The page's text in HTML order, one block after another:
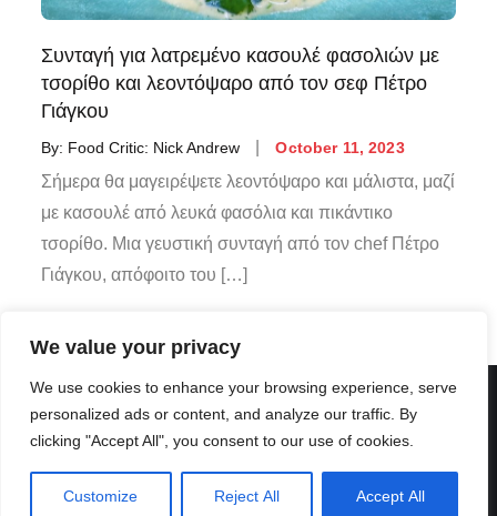
We value your privacy
We use cookies to enhance your browsing experience, serve
personalized ads or content, and analyze our traffic. By
clicking "Accept All", you consent to our use of cookies.
Customize Reject All Accept All
Συνταγή για λατρεμένο κασουλέ φασολιών με
τσορίθο και λεοντόψαρο από τον σεφ Πέτρο
Γιάγκου
By: Food Critic: Nick Andrew October 11, 2023
Σήμερα θα μαγειρέψετε λεοντόψαρο και μάλιστα, μαζί
με κασουλέ από λευκά φασόλια και πικάντικο
τσορίθο. Μια γευστική συνταγή από τον chef Πέτρο
Γιάγκου, απόφοιτο του […]